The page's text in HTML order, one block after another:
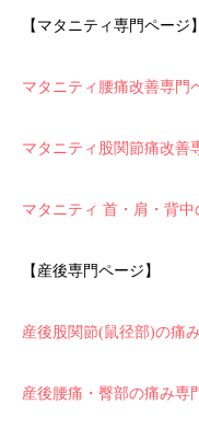
【マタニティ専門ページ】
マタニティ腰痛改善専門
マタニティ股関節痛改善
マタニティ 首・肩・背
【産後専門ページ】
産後股関節(鼠径部)の痛
産後腰痛・臀部の痛み専